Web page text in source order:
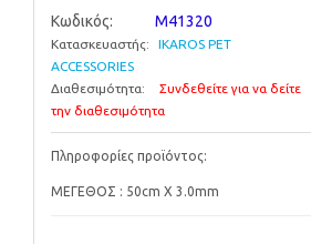
Κωδικός: M41320
Κατασκευαστής:
IKAROS PET
ACCESSORIES
Διαθεσιμότητα:
Συνδεθείτε για να δείτε
την διαθεσιμότητα
Πληροφορίες προϊόντος:
ΜΕΓΕΘΟΣ : 50cm X 3.0mm